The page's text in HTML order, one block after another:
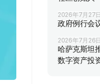
2026年7月27
政府例行会
2026年7月26
哈萨克斯坦
数字资产投